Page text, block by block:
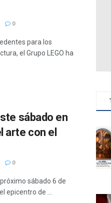
0
para los
el Grupo LEGO ha
sábado en
arte con el
0
sábado 6 de
epicentro de ...